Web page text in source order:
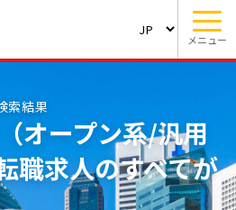
メニュー
索結果
オープン系/汎用
職求人のすべてが